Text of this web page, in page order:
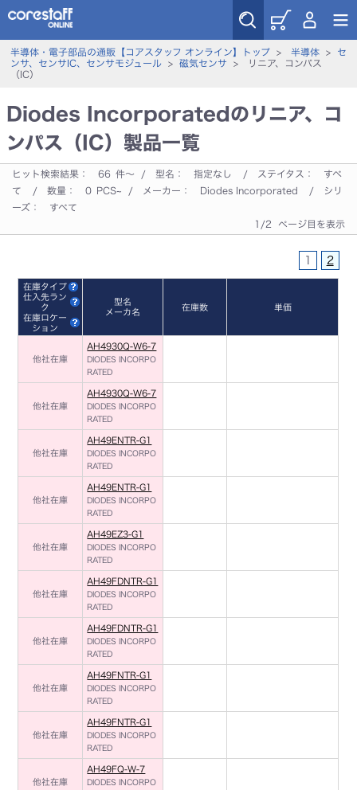
半導体・電子部品の通販【コアスタッフ オンライン】トップ> 半導体>
セ
ンサ、センサIC、センサモジュール> 磁気センサ > リニア、コンパス
（IC）
Diodes Incorporatedのリニア、コ
ンパス（IC）製品一覧
ヒット検索結果： 66 件～ / 型名： 指定なし / ステイタス：
すべ
て
/ 数量： 0 PCS~ / メーカー： Diodes Incorporated
/ シリ
ーズ：
すべて
1/2 ページ目を表示
1 2
在庫タイプ
仕入先ラン
ク
在庫ロケー
ション
型名
メーカ名
在庫数 単価
他社在庫
AH4930Q-W6-7
DIODES INCORPO
RATED
他社在庫
AH4930Q-W6-7
DIODES INCORPO
RATED
他社在庫
AH49ENTR-G1
DIODES INCORPO
RATED
他社在庫
AH49ENTR-G1
DIODES INCORPO
RATED
他社在庫
AH49EZ3-G1
DIODES INCORPO
RATED
他社在庫
AH49FDNTR-G1
DIODES INCORPO
RATED
他社在庫
AH49FDNTR-G1
DIODES INCORPO
RATED
他社在庫
AH49FNTR-G1
DIODES INCORPO
RATED
他社在庫
AH49FNTR-G1
DIODES INCORPO
RATED
他社在庫
AH49FQ-W-7
DIODES INCORPO